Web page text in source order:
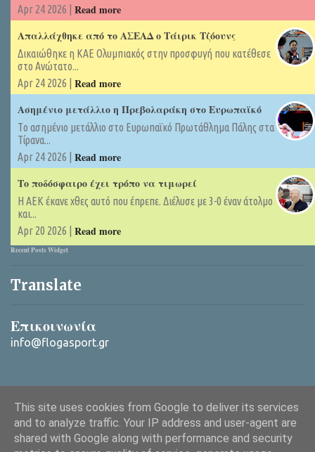
Apr 24 2026 | Read more
Απαλλάχθηκε από το ΑΣΕΑΔ ο Τάιρικ Τζόουνς
Δικαιώθηκε η ΚΑΕ Ολυμπιακός στην προσφυγή που κατέθεσε
στο Ανώτατο...
Apr 24 2026 | Read more
Ασημένιο μετάλλιο η Πρεβολαράκη στο Ευρωπαϊκό
Tο ασημένιο μετάλλιο στο Ευρωπαϊκό Πρωτάθλημα Πάλης στα
Τίρανα...
Apr 24 2026 | Read more
Το ποδόσφαιρο έχει τρόπο να τιμωρεί
Η ΑΕΚ έκανε χθες αυτό που έπρεπε. Διέλυσε με 3-0 έναν άτολμο
και...
Apr 20 2026 | Read more
Recent Posts Widget
Translate
Επικοινωνία
info@flogasport.gr
This site uses cookies from Google to deliver its services
and to analyze traffic. Your IP address and user-agent are
shared with Google along with performance and security